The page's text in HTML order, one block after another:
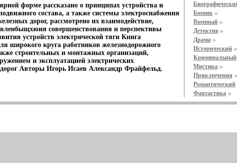
форме рассказано о принципах устройства и
состава, а также системы электроснабжения
дорог, рассмотрено их взаимодействие,
совершенствования и перспективы
устройств электрической тяги Книга
широкого круга работников железнодорожного
строительных и монтажных организаций,
и эксплуатацией электрических
Авторы Игорь Исаев Александр Фрайфельд.
Боевик
Военный
Детектив
Драма
Исторический
Криминальный
Мистика
Приключения
Романтический
Фантастика